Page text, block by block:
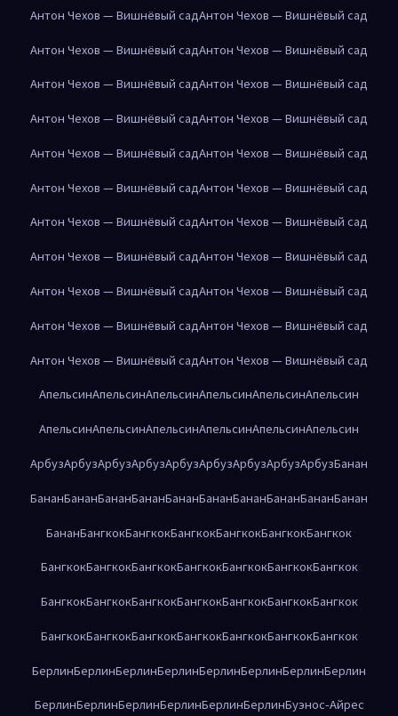
Антон Чехов — Вишнёвый садАнтон Чехов — Вишнёвый сад
Антон Чехов — Вишнёвый садАнтон Чехов — Вишнёвый сад
Антон Чехов — Вишнёвый садАнтон Чехов — Вишнёвый сад
Антон Чехов — Вишнёвый садАнтон Чехов — Вишнёвый сад
Антон Чехов — Вишнёвый садАнтон Чехов — Вишнёвый сад
Антон Чехов — Вишнёвый садАнтон Чехов — Вишнёвый сад
Антон Чехов — Вишнёвый садАнтон Чехов — Вишнёвый сад
Антон Чехов — Вишнёвый садАнтон Чехов — Вишнёвый сад
Антон Чехов — Вишнёвый садАнтон Чехов — Вишнёвый сад
Антон Чехов — Вишнёвый садАнтон Чехов — Вишнёвый сад
Антон Чехов — Вишнёвый садАнтон Чехов — Вишнёвый сад
АпельсинАпельсинАпельсинАпельсинАпельсинАпельсин
АпельсинАпельсинАпельсинАпельсинАпельсинАпельсин
АрбузАрбузАрбузАрбузАрбузАрбузАрбузАрбузАрбузБанан
БананБананБананБананБананБананБананБананБананБанан
БананБангкокБангкокБангкокБангкокБангкокБангкок
БангкокБангкокБангкокБангкокБангкокБангкокБангкок
БангкокБангкокБангкокБангкокБангкокБангкокБангкок
БангкокБангкокБангкокБангкокБангкокБангкокБангкок
БерлинБерлинБерлинБерлинБерлинБерлинБерлинБерлин
БерлинБерлинБерлинБерлинБерлинБерлинБуэнос-Айрес